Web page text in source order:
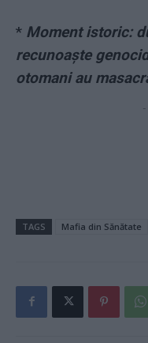
* Moment istoric:
recunoaște
otomani au
-
TAGS Mafia din Sănătate